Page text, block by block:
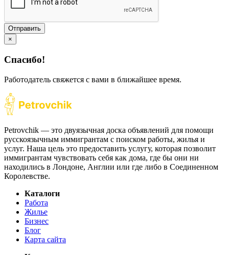
Отправить
×
Спасибо!
Работодатель свяжется с вами в ближайшее время.
Petrovchik — это двуязычная доска объявлений для помощи
русскоязычным иммигрантам с поиском работы, жилья и
услуг. Наша цель это предоставить услугу, которая позволит
иммигрантам чувствовать себя как дома, где бы они ни
находились в Лондоне, Англии или где либо в Соединенном
Королевстве.
Каталоги
Работа
Жилье
Бизнес
Блог
Карта сайта